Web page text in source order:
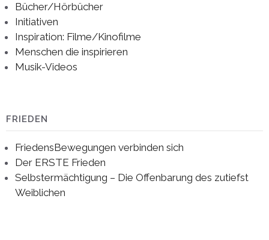
Bücher/Hörbücher
Initiativen
Inspiration: Filme/Kinofilme
Menschen die inspirieren
Musik-Videos
FRIEDEN
FriedensBewegungen verbinden sich
Der ERSTE Frieden
Selbstermächtigung – Die Offenbarung des zutiefst
Weiblichen